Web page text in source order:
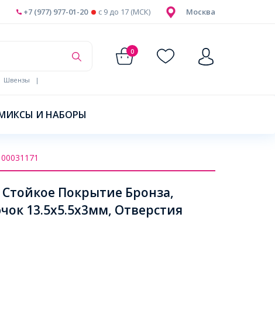
Москва
+7 (977) 977-01-20 c 9 до 17 (МСК)
0
Швензы
|
И НАБОРЫ
Покрытие Бронза,
13.5х5.5х3мм, Отверстия